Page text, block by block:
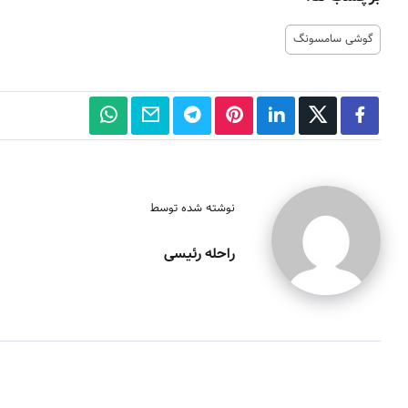
گوشی سامسونگ
نوشته شده توسط
راحله رئیسی